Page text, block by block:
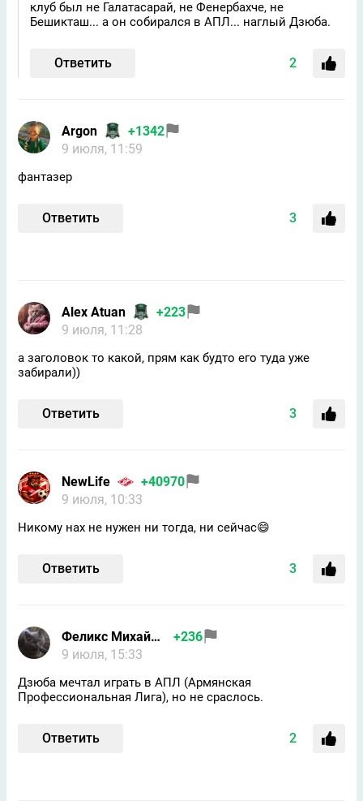
клуб был не Галатасарай, не Фенербахче, не
Бешикташ... а он собирался в АПЛ... наглый Дзюба.
Ответить 2
Argon
+1342
9 июля, 11:59
фантазер
Ответить 3
Alex Atuan
+223
9 июля, 11:28
а заголовок то какой, прям как будто его туда уже
забирали))
Ответить 3
NewLife
+40970
9 июля, 10:33
Никому нах не нужен ни тогда, ни сейчас😄
Ответить 3
Феликс Михайлов
+236
9 июля, 15:33
Дзюба мечтал играть в АПЛ (Армянская
Профессиональная Лига), но не сраслось.
Ответить 2